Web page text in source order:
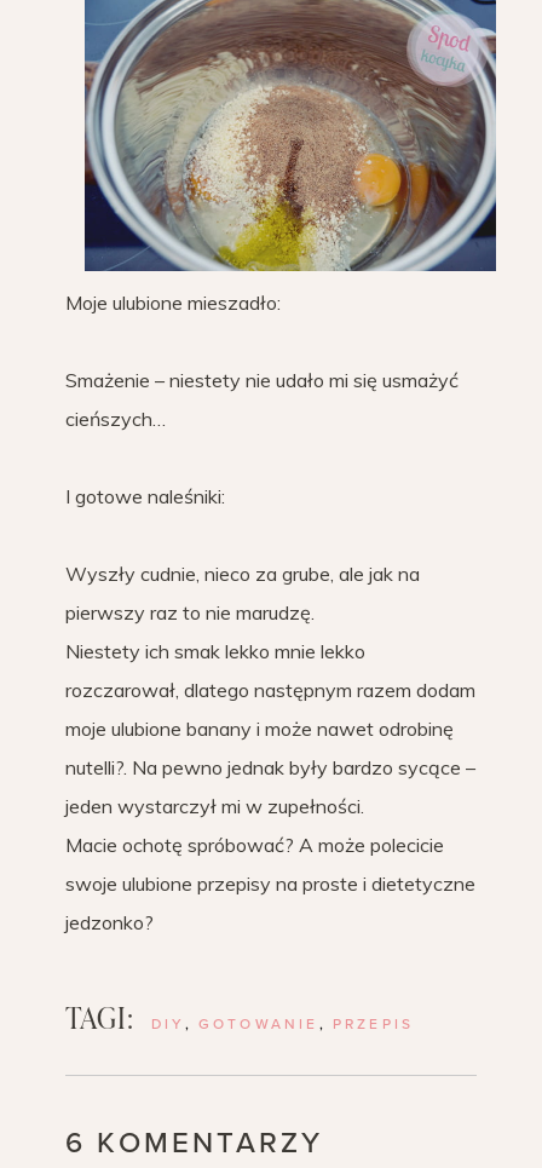
Moje ulubione mieszadło:
Smażenie – niestety nie udało mi się usmażyć
cieńszych…
I gotowe naleśniki:
Wyszły cudnie, nieco za grube, ale jak na
pierwszy raz to nie marudzę.
Niestety ich smak lekko mnie lekko
rozczarował, dlatego następnym razem dodam
moje ulubione banany i może nawet odrobinę
nutelli?. Na pewno jednak były bardzo sycące –
jeden wystarczył mi w zupełności.
Macie ochotę spróbować? A może polecicie
swoje ulubione przepisy na proste i dietetyczne
jedzonko?
TAGI: DIY , GOTOWANIE , PRZEPIS
6 KOMENTARZY